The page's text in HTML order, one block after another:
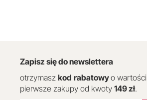
Zapisz się do newslettera
otrzymasz kod rabatowyo wartości
pierwsze zakupy od kwoty 149 zł.